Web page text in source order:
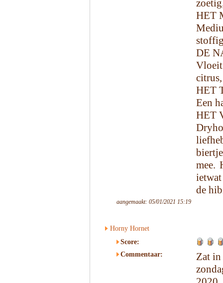
HET
DE
HET
Een
HET
mee.
de
aangemaakt: 05/01/2021 15:19
Horny Hornet
Score:
Commentaar:
Zat